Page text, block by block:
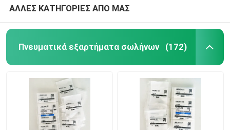
ΑΛΛΕΣ ΚΑΤΗΓΟΡΙΕΣ ΑΠΟ ΜΑΣ
Πνευματικά εξαρτήματα σωλήνων (172)